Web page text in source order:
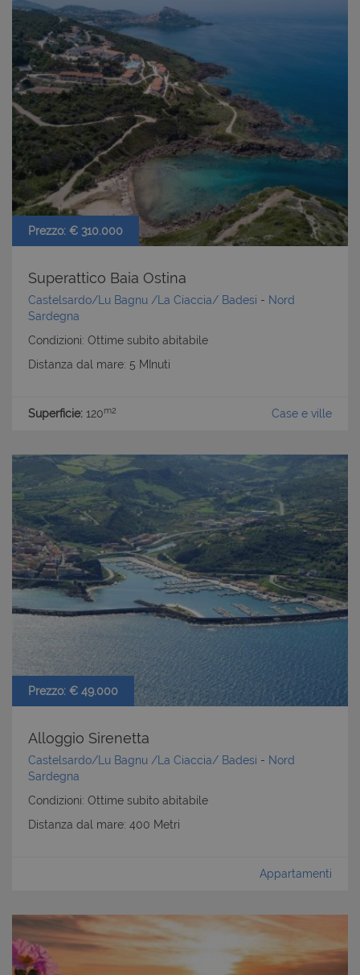
Prezzo: € 310.000
Superattico Baia Ostina
Castelsardo/Lu Bagnu /La Ciaccia/ Badesi - Nord
Sardegna
Condizioni: Ottime subito abitabile
Distanza dal mare: 5 MInuti
Superficie: 120m2 Case e ville
Prezzo: € 49.000
Alloggio Sirenetta
Castelsardo/Lu Bagnu /La Ciaccia/ Badesi - Nord
Sardegna
Condizioni: Ottime subito abitabile
Distanza dal mare: 400 Metri
Appartamenti